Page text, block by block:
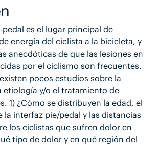
es el lugar principal de
energía del ciclista a la bicicleta, y
anecdóticas de que las lesiones en
por el ciclismo son frecuentes.
pocos estudios sobre la
etiología y/o el tratamiento de
1) ¿Cómo se distribuyen la edad, el
la interfaz pie/pedal y las distancias
los ciclistas que sufren dolor en
tipo de dolor y en qué región del